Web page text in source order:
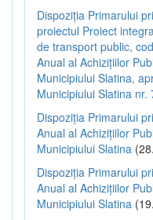
Dispoziția Primarului
proiectul Proiect
de transport public,
Anual al Achizițiilor
Municipiului Slatina,
Municipiului Slatina nr.
Dispoziția Primarului
Anual al Achizițiilor
Municipiului Slatina
Dispoziția Primarului
Anual al Achizițiilor
Municipiului Slatina